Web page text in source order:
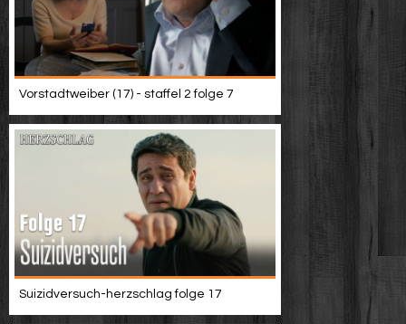
Vorstadtweiber (17) - staffel 2 folge 7
Suizidversuch-herzschlag folge 17